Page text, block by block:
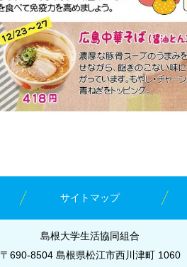
サイトマップ
島根大学生活協同組合
〒690-8504 島根県松江市西川津町 1060